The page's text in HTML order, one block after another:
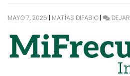
MAYO 7, 2026 | MATÍAS DIFABIO |